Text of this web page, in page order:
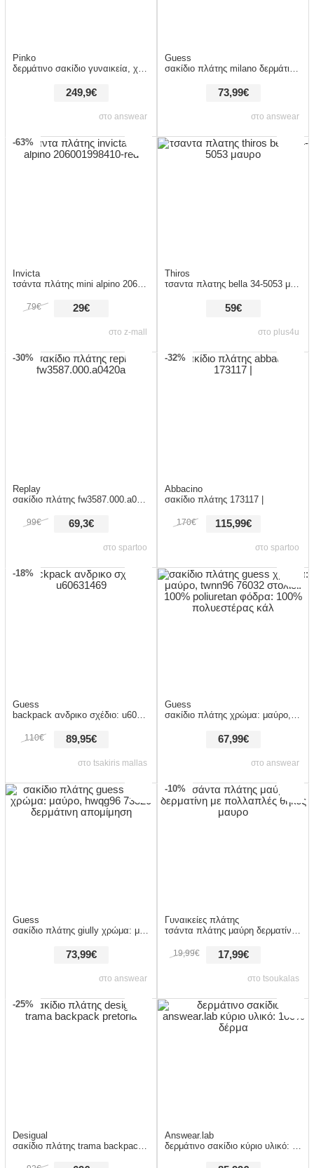
στο answear
Pinko
δερμάτινο σακίδιο γυναικεία, χρώμα: μαύρο φυσικό δέρμα
249,9€
στο answear
Guess
σακίδιο πλάτης milano δερμάτινη απομίμηση
73,99€
-63%
στο z-mall
Invicta
τσάντα πλάτης mini alpino 206001998410-red
29€
79€
στο plus4u
Thiros
τσαντα πλατης bella 34-5053 μαυρο
59€
-30%
στο spartoo
Replay
σακίδιο πλάτης fw3587.000.a0420a
69,3€
99€
-32%
στο spartoo
Abbacino
σακίδιο πλάτης 173117 |
115,99€
170€
-18%
στο tsakiris mallas
Guess
backpack ανδρικο σχέδιο: u60631469
89,95€
110€
στο answear
Guess
σακίδιο πλάτης χρώμα: μαύρο, twnn96 76032 στολίδι: 100% poliuretan φόδρα: 100% πολυεστέρας κάλ
67,99€
στο answear
Guess
σακίδιο πλάτης giully χρώμα: μαύρο, hwqg96 73320 δερμάτινη απομίμηση
73,99€
-10%
στο tsoukalas
Γυναικείες πλάτης
τσάντα πλάτης μαύρη δερματίνη με πολλαπλές θήκες μαυρο
17,99€
19,99€
-25%
Desigual
σακίδιο πλάτης trama backpack pretoria
Answear.lab
δερμάτινο σακίδιο κύριο υλικό: 100% δέρμα